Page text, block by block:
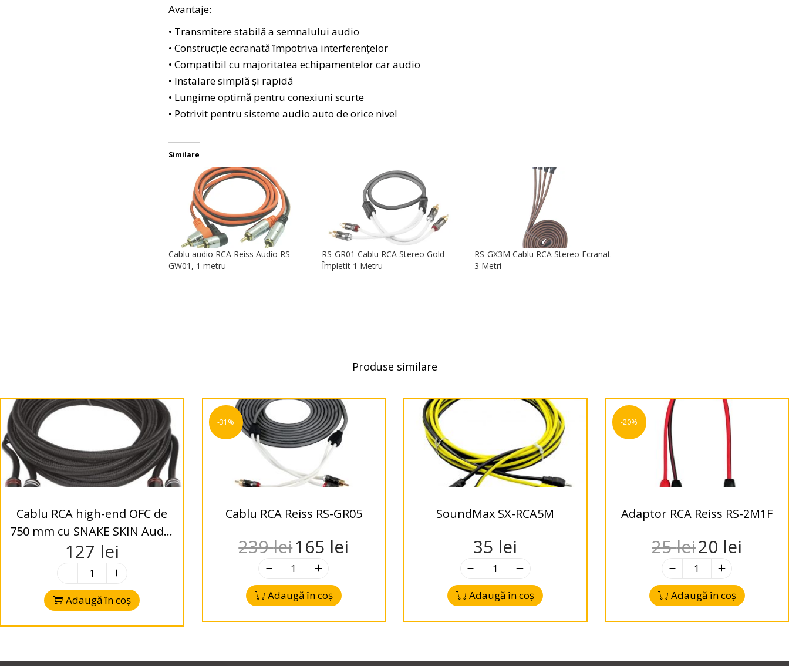
Avantaje:
• Transmitere stabilă a semnalului audio
• Construcție ecranată împotriva interferențelor
• Compatibil cu majoritatea echipamentelor car audio
• Instalare simplă și rapidă
• Lungime optimă pentru conexiuni scurte
• Potrivit pentru sisteme audio auto de orice nivel
Similare
Cablu audio RCA Reiss Audio RS-
GW01, 1 metru
RS-GR01 Cablu RCA Stereo Gold
Împletit 1 Metru
RS-GX3M Cablu RCA Stereo Ecranat
3 Metri
Produse similare
Cablu RCA high-end OFC de
750 mm cu SNAKE SKIN Audio
System
127 lei
Adaugă în coș
-31%
Cablu RCA Reiss RS-GR05
239lei165 lei
Adaugă în coș
SoundMax SX-RCA5M
35 lei
Adaugă în coș
-20%
Adaptor RCA Reiss RS-2M1F
25lei20 lei
Adaugă în coș